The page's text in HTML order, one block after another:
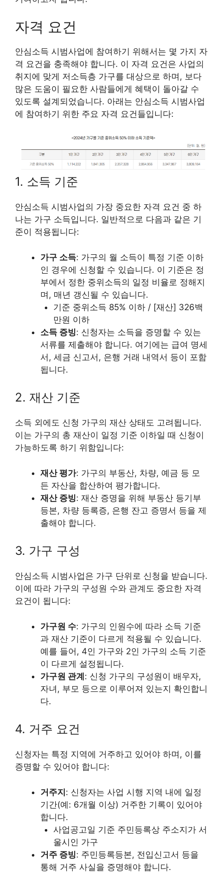
자격 요건
안심소득 시범사업에 참여하기 위해서는 몇 가지 자
격 요건을 충족해야 합니다. 이 자격 요건은 사업의
취지에 맞게 저소득층 가구를 대상으로 하며, 보다
많은 도움이 필요한 사람들에게 혜택이 돌아갈 수
있도록 설계되었습니다. 아래는 안심소득 시범사업
에 참여하기 위한 주요 자격 요건들입니다:
1. 소득 기준
안심소득 시범사업의 가장 중요한 자격 요건 중 하
나는 가구 소득입니다. 일반적으로 다음과 같은 기
준이 적용됩니다:
가구 소득: 가구의 월 소득이 특정 기준 이하
인 경우에 신청할 수 있습니다. 이 기준은 정
부에서 정한 중위소득의 일정 비율로 정해지
며, 매년 갱신될 수 있습니다.
기준 중위소득 85% 이하 / [재산] 326백
만원 이하
소득 증빙: 신청자는 소득을 증명할 수 있는
서류를 제출해야 합니다. 여기에는 급여 명세
서, 세금 신고서, 은행 거래 내역서 등이 포함
됩니다.
2. 재산 기준
소득 외에도 신청 가구의 재산 상태도 고려됩니다.
이는 가구의 총 재산이 일정 기준 이하일 때 신청이
가능하도록 하기 위함입니다:
재산 평가: 가구의 부동산, 차량, 예금 등 모
든 자산을 합산하여 평가합니다.
재산 증빙: 재산 증명을 위해 부동산 등기부
등본, 차량 등록증, 은행 잔고 증명서 등을 제
출해야 합니다.
3. 가구 구성
안심소득 시범사업은 가구 단위로 신청을 받습니다.
이에 따라 가구의 구성원 수와 관계도 중요한 자격
요건이 됩니다:
가구원 수: 가구의 인원수에 따라 소득 기준
과 재산 기준이 다르게 적용될 수 있습니다.
예를 들어, 4인 가구와 2인 가구의 소득 기준
이 다르게 설정됩니다.
가구원 관계: 신청 가구의 구성원이 배우자,
자녀, 부모 등으로 이루어져 있는지 확인합니
다.
4. 거주 요건
신청자는 특정 지역에 거주하고 있어야 하며, 이를
증명할 수 있어야 합니다:
거주지: 신청자는 사업 시행 지역 내에 일정
기간(예: 6개월 이상) 거주한 기록이 있어야
합니다.
사업공고일 기준 주민등록상 주소지가 서
울시인 가구
거주 증빙: 주민등록등본, 전입신고서 등을
통해 거주 사실을 증명해야 합니다.